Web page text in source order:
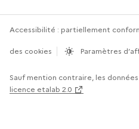
Accessibilité : partiellement
des cookies Paramètres
Sauf mention contraire, les
licence etalab 2.0